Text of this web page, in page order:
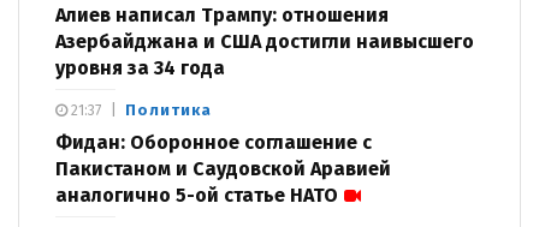
Алиев написал Трампу: отношения
Азербайджана и США достигли наивысшего
уровня за 34 года
Политика
Фидан: Оборонное соглашение с
Пакистаном и Саудовской Аравией
аналогично 5-ой статье НАТО
21:37